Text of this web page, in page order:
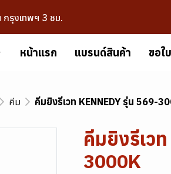
รุงเทพฯ 3 ชม.
หน้าแรก แบรนด์สินค้า ขอใ
คีม คีมยิงรีเวท KENNEDY รุ่น 569-
คีมยิงรีเว
3000K